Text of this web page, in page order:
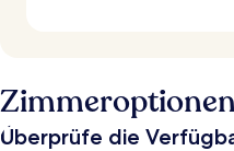
Zimmeroptionen
Überprüfe die